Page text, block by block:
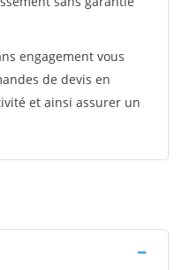
engagement vous
de devis en
et ainsi assurer un